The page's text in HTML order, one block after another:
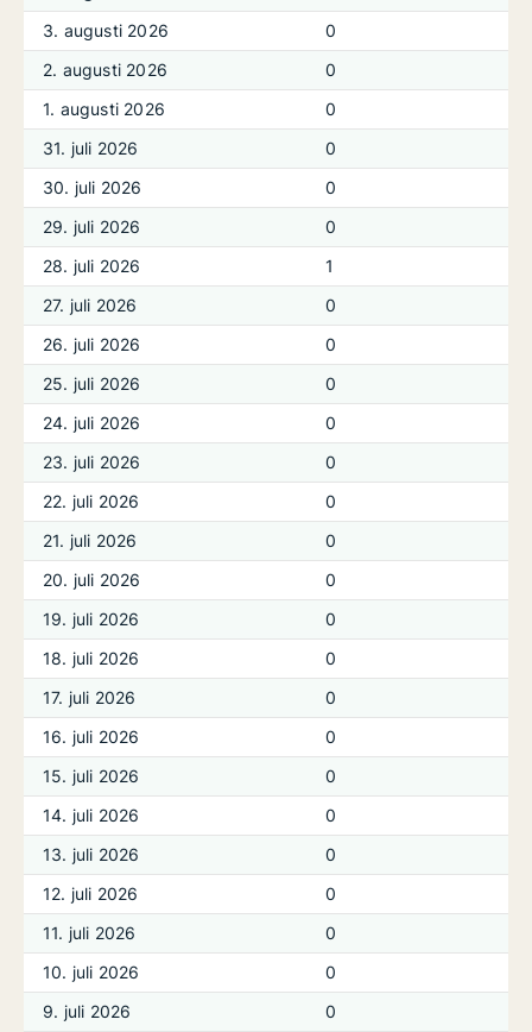
3. augusti 2026
0
2. augusti 2026
0
1. augusti 2026
0
31. juli 2026
0
30. juli 2026
0
29. juli 2026
0
28. juli 2026
1
27. juli 2026
0
26. juli 2026
0
25. juli 2026
0
24. juli 2026
0
23. juli 2026
0
22. juli 2026
0
21. juli 2026
0
20. juli 2026
0
19. juli 2026
0
18. juli 2026
0
17. juli 2026
0
16. juli 2026
0
15. juli 2026
0
14. juli 2026
0
13. juli 2026
0
12. juli 2026
0
11. juli 2026
0
10. juli 2026
0
9. juli 2026
0